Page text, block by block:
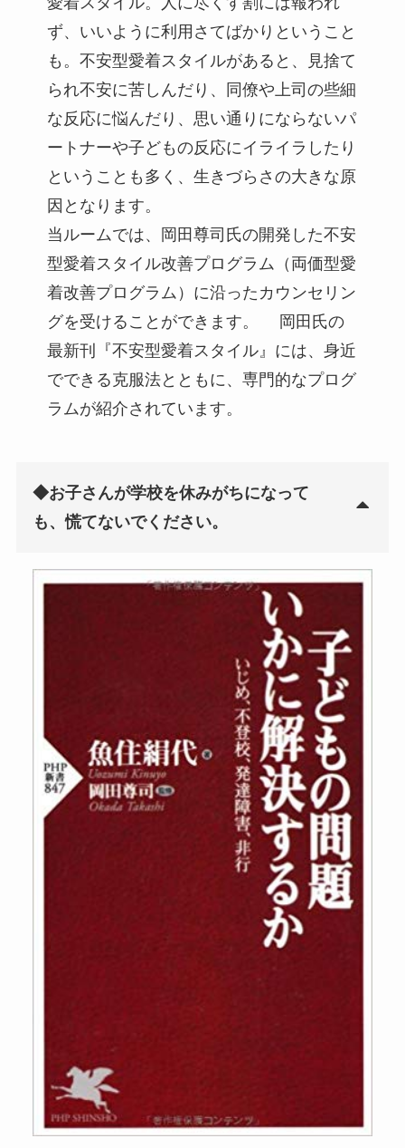
ず、いいように利用さてばかりということ
も。不安型愛着スタイルがあると、見捨て
られ不安に苦しんだり、同僚や上司の些細
な反応に悩んだり、思い通りにならないパ
ートナーや子どもの反応にイライラしたり
ということも多く、生きづらさの大きな原
因となります。
当ルームでは、岡田尊司氏の開発した不安
型愛着スタイル改善プログラム（両価型愛
着改善プログラム）に沿ったカウンセリン
グを受けることができます。 岡田氏の
最新刊『不安型愛着スタイル』には、身近
でできる克服法とともに、専門的なプログ
ラムが紹介されています。
◆お子さんが学校を休みがちになって
も、慌てないでください。